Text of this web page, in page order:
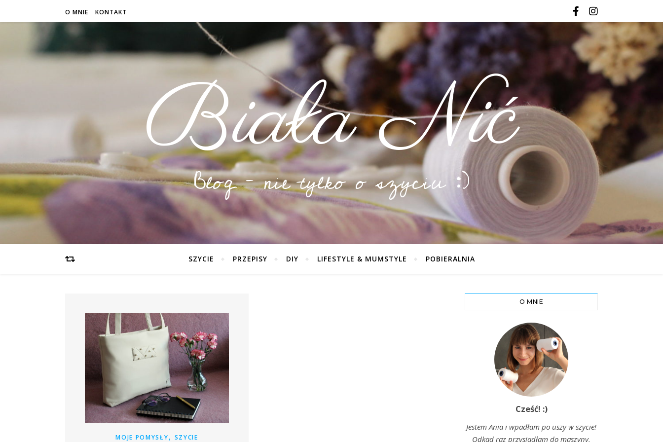
O MNIE KONTAKT
Biała Nić
Blog – nie tylko o szyciu :)
SZYCIE PRZEPISY DIY LIFESTYLE & MUMSTYLE POBIERALNIA
MOJE POMYSŁY, SZYCIE
O MNIE
Cześć! :)
Jestem Ania i wpadłam po uszy w szycie!
Odkąd raz przysiadłam do maszyny,